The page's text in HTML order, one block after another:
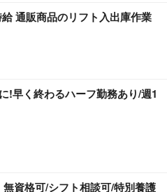
通販商品のリフト入出庫作業
!早く終わるハーフ勤務あり/週1
無資格可/シフト相談可/特別養護